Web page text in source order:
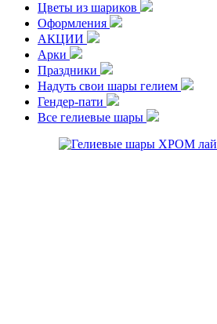
Цветы из шариков
Оформления
АКЦИИ
Арки
Праздники
Надуть свои шары гелием
Гендер-пати
Все гелиевые шары